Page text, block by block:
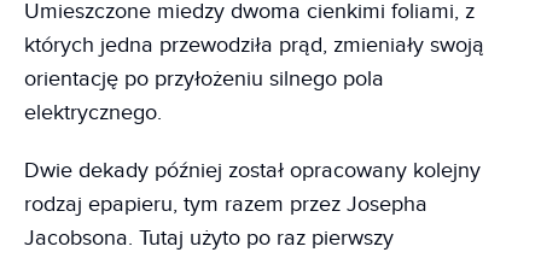
Umieszczone miedzy dwoma cienkimi foliami, z
których jedna przewodziła prąd, zmieniały swoją
orientację po przyłożeniu silnego pola
elektrycznego.
Dwie dekady później został opracowany kolejny
rodzaj epapieru, tym razem przez Josepha
Jacobsona. Tutaj użyto po raz pierwszy